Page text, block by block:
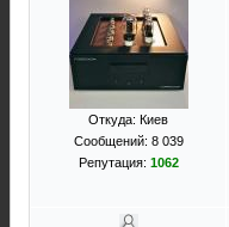
Откуда: Киев
Сообщений: 8 039
Репутация: 1062